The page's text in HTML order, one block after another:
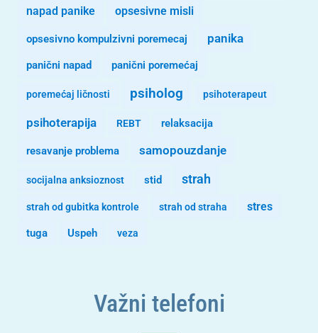
napad panike opsesivne misli
opsesivno kompulzivni poremecaj panika
panični napad panični poremećaj
poremećaj ličnosti psiholog psihoterapeut
psihoterapija REBT relaksacija
resavanje problema samopouzdanje
socijalna anksioznost stid strah
strah od gubitka kontrole strah od straha stres
tuga Uspeh veza
Važni telefoni